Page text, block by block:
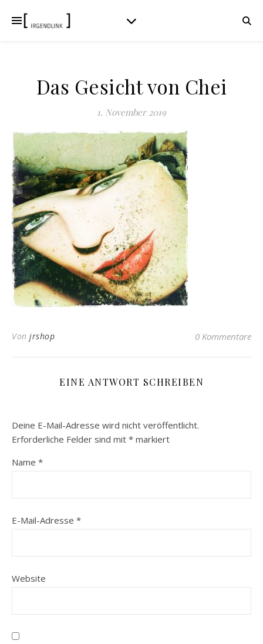
Das Gesicht von Chei
1. November 2019
Von jrshop 0 Kommentare
EINE ANTWORT SCHREIBEN
Deine E-Mail-Adresse wird nicht veröffentlicht.
Erforderliche Felder sind mit * markiert
Name *
E-Mail-Adresse *
Website